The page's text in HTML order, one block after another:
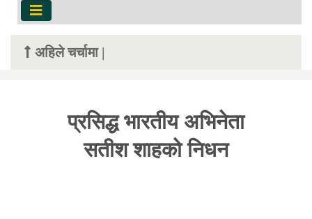
अहिले चर्चामा |
प्रसिद्ध भारतीय अभिनेता
सतीश शाहको निधन